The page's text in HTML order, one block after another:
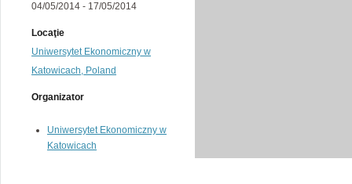
04/05/2014 - 17/05/2014
Locaţie
Uniwersytet Ekonomiczny w
Katowicach‎, Poland
Organizator
Uniwersytet Ekonomiczny w
Katowicach‎